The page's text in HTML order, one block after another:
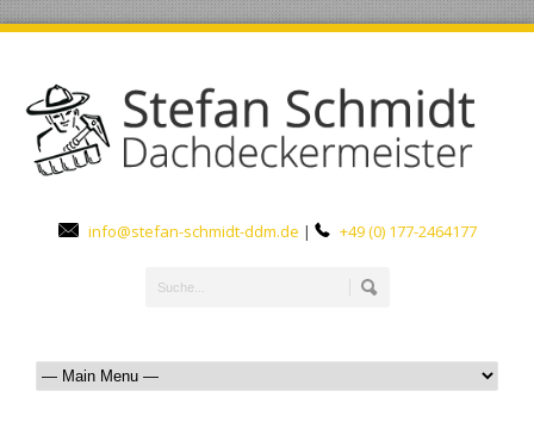
info@stefan-schmidt-ddm.de | +49 (0) 177-2464177